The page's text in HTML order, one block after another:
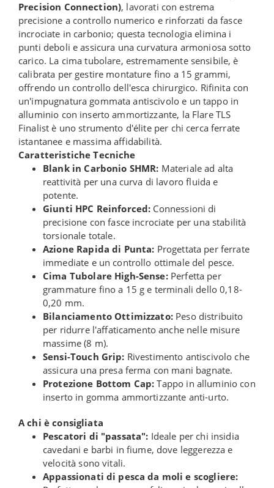
Precision Connection), lavorati con estrema
precisione a controllo numerico e rinforzati da fasce
incrociate in carbonio; questa tecnologia elimina i
punti deboli e assicura una curvatura armoniosa sotto
carico. La cima tubolare, estremamente sensibile, è
calibrata per gestire montature fino a 15 grammi,
offrendo un controllo dell'esca chirurgico. Rifinita con
un'impugnatura gommata antiscivolo e un tappo in
alluminio con inserto ammortizzante, la Flare TLS
Finalist è uno strumento d'élite per chi cerca ferrate
istantanee e massima affidabilità.
Caratteristiche Tecniche
Blank in Carbonio SHMR: Materiale ad alta
reattività per una curva di lavoro fluida e
potente.
Giunti HPC Reinforced: Connessioni di
precisione con fasce incrociate per una stabilità
torsionale totale.
Azione Rapida di Punta: Progettata per ferrate
immediate e un controllo ottimale del pesce.
Cima Tubolare High-Sense:Perfetta per
grammature fino a 15 g e terminali dello 0,18-
0,20 mm.
Bilanciamento Ottimizzato:Peso distribuito
per ridurre l'affaticamento anche nelle misure
massime (8 m).
Sensi-Touch Grip: Rivestimento antiscivolo che
assicura una presa ferma con mani bagnate.
Protezione Bottom Cap: Tappo in alluminio con
inserto in gomma ammortizzante anti-urto.
A chi è consigliata
Pescatori di "passata": Ideale per chi insidia
cavedani e barbi in fiume, dove leggerezza e
velocità sono vitali.
Appassionati di pesca da moli e scogliere: